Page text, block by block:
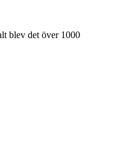
blev det över 1000